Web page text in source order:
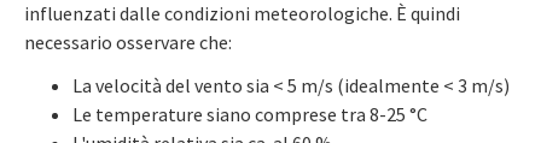
influenzati dalle condizioni meteorologiche. È quindi
necessario osservare che:
La velocità del vento sia < 5 m/s (idealmente < 3 m/s)
Le temperature siano comprese tra 8-25 °C